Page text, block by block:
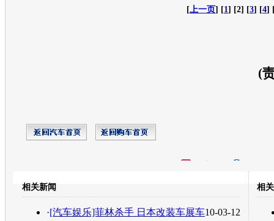
[ 上一页] [1 ] [2] [3] [4]
(
转发至：
相关新闻
10-03-12
·[汽车娱乐]菲林杀手 日本改装车展车
相